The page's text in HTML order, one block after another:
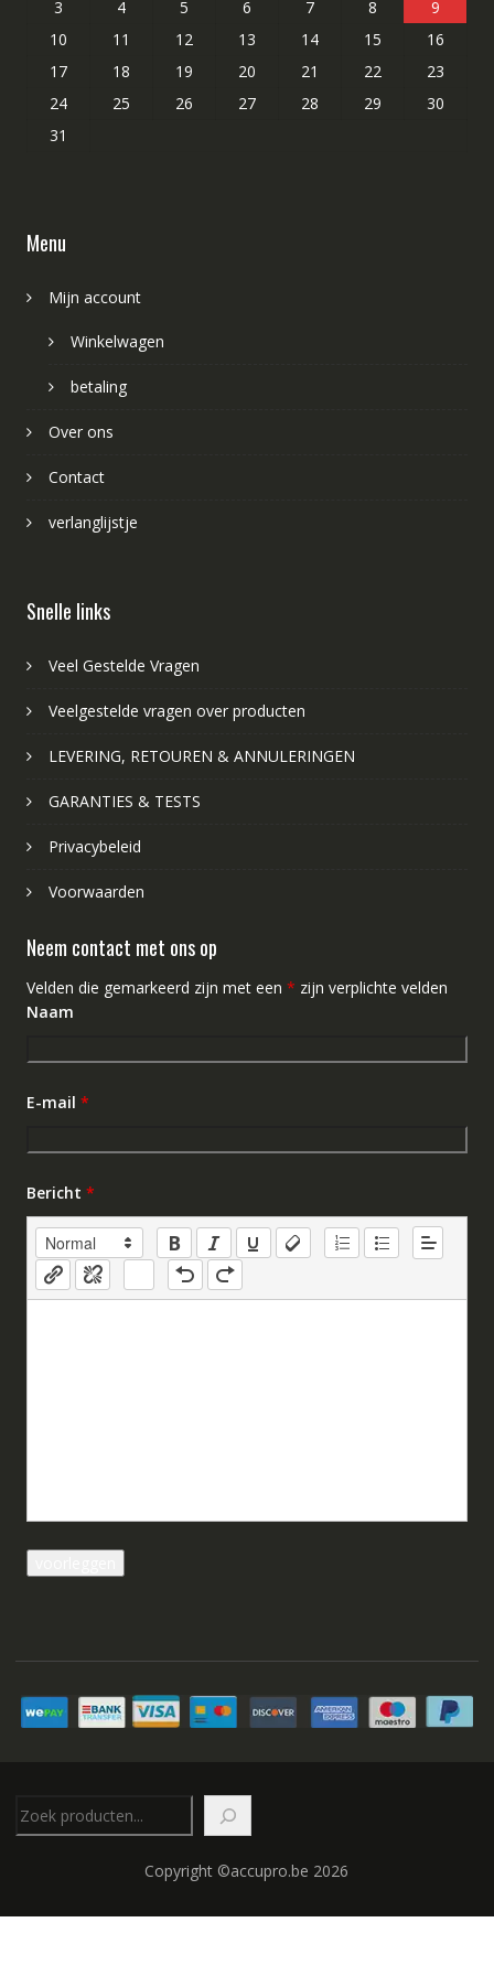
3
4 5 6 7 8
9
10
11 12 13 14 15
16
17
18 19 20 21 22
23
24
25 26 27 28 29
30
31
Menu
Mijn account
Winkelwagen
betaling
Over ons
Contact
verlanglijstje
Snelle links
Veel Gestelde Vragen
Veelgestelde vragen over producten
LEVERING, RETOUREN & ANNULERINGEN
GARANTIES & TESTS
Privacybeleid
Voorwaarden
Neem contact met ons op
Velden die gemarkeerd zijn met een * zijn verplichte velden
Naam
E-mail *
Bericht *
Copyright ©accupro.be 2026